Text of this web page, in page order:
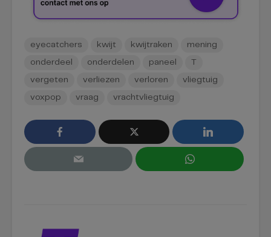
eyecatchers kwijt kwijtraken mening
onderdeel onderdelen paneel T
vergeten verliezen verloren vliegtuig
voxpop vraag vrachtvliegtuig